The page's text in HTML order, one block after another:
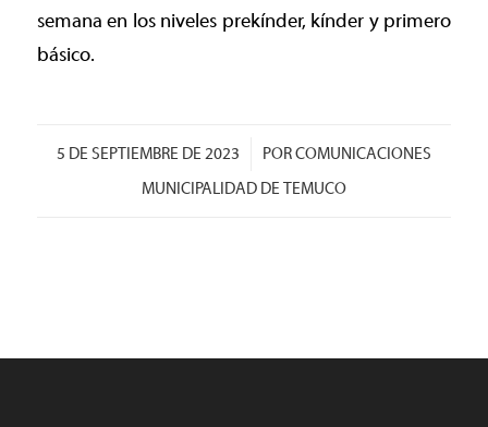
semana en los niveles prekínder, kínder y primero
básico.
5 DE SEPTIEMBRE DE 2023
/ PORCOMUNICACIONES
MUNICIPALIDAD DE TEMUCO